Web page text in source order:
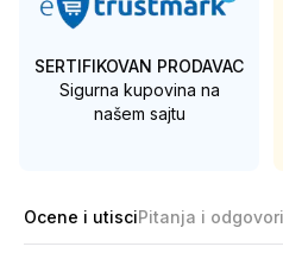
SERTIFIKOVAN PRODAVAC
Sigurna kupovina na
našem sajtu
Ocene i utisciPitanja i odgovori